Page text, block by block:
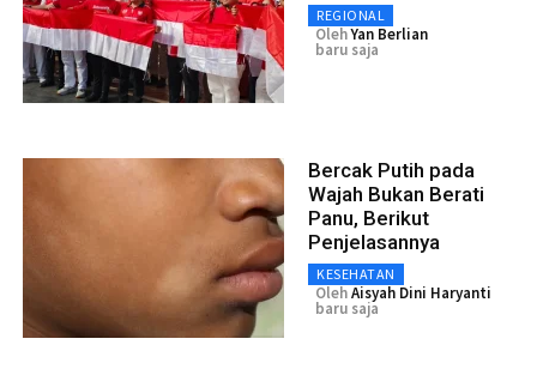
REGIONAL
OlehYan Berlian
baru saja
Bercak Putih pada
Wajah Bukan Berati
Panu, Berikut
Penjelasannya
KESEHATAN
OlehAisyah Dini Haryanti
baru saja